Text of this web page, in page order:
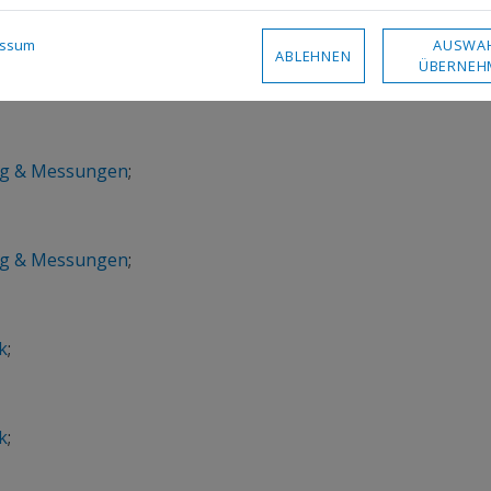
& Messungen;
& Messungen;
;
;
ABLEHNEN